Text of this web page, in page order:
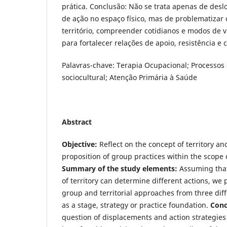
prática. Conclusão: Não se trata apenas de
de ação no espaço físico, mas de
território, compreender cotidianos e modos de
para fortalecer relações de apoio, resistência e
Palavras-chave: Terapia Ocupacional;
sociocultural; Atenção Primária à Saúde
Abstract
Objective: Reflect on the concept of territory
proposition of group practices within the scope
Summary of the study elements: Assuming
of territory can determine different actions, we
group and territorial approaches from three
as a stage, strategy or practice foundation.
question of displacements and action